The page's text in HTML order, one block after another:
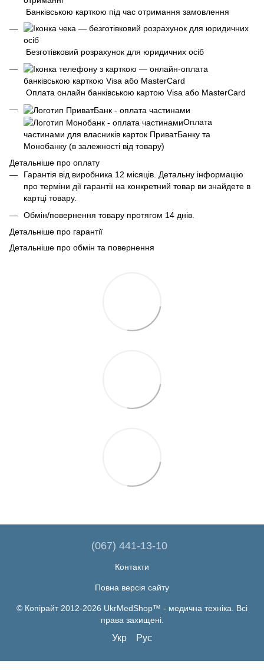
Банківською карткою під час отримання замовлення
Безготівковий розрахунок для юридичних осіб
Оплата онлайн банківською картою Visa або MasterCard
Оплата
частинами для власників карток ПриватБанку та
Монобанку (в залежності від товару)
Детальніше про оплату
Гарантія від виробника 12 місяців. Детальну інформацію
про терміни дії гарантії на конкретний товар ви знайдете в
картці товару.
Обмін/повернення товару протягом 14 днів.
Детальніше про гарантії
Детальніше про обмін та повернення
(067) 441-13-10
Контакти
Повна версія сайту
© Копірайт 2012-2026 UkrMedShop™ - медична техніка. Всі
права захищені.
Укр Рус